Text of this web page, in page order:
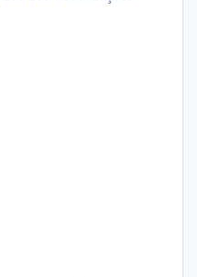
clientes ativos de